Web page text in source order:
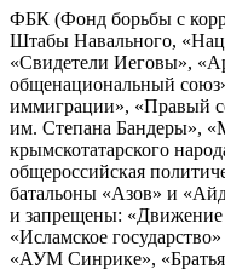
ФБК (Фонд борьбы с
Штабы Навального,
«Свидетели Иеговы»,
общенациональный
иммиграции», «Правый
им. Степана Бандеры»,
крымскотатарского
общероссийская
батальоны «Азов» и
и запрещены: «Движение
«Исламское
«АУМ Синрике»,